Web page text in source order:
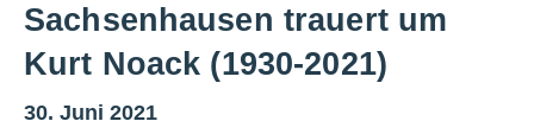
Sachsenhausen trauert um
Kurt Noack (1930-2021)
30. Juni 2021